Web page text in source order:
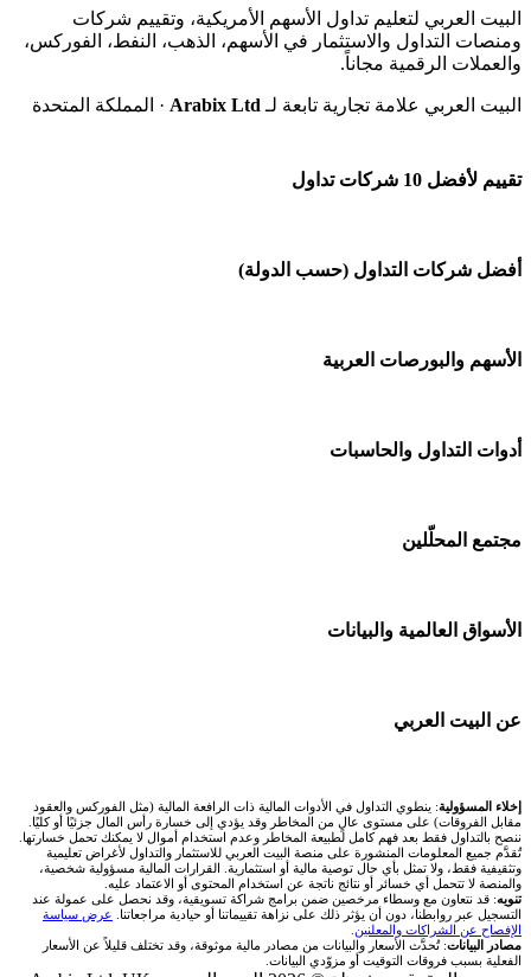
البيت العربي لتعليم تداول الأسهم الأمريكية، وتقييم شركات
ومنصات التداول والاستثمار في الأسهم، الذهب، النفط، الفوركس،
والعملات الرقمية مجاناً.
البيت العربي علامة تجارية تابعة لـ Arabix Ltd · المملكة المتحدة
تقييم لأفضل 10 شركات تداول
شركة Capital.com
منصة بينانس
شركة Xm
انتراكتيف بروكرز IBKR
أفضل شركات التداول (حسب الدولة)
شركات تداول في السعودية
شركات تداول في قطر
شركات تداول في عُمان
شركات تداول في فلسطين
شركات تداول في مصر
الأسهم والبورصات العربية
🌍 كل البورصات العربية
🇪🇬 البورصة المصرية
🇶🇦 بورصة قطر
🇧🇭 بورصة البحرين
🇴🇲 بورصة مسقط
🇵🇸 بورصة فلسطين
أدوات التداول والحاسبات
🕌 حاسبة الزكاة
📊 حاسبة قيمة النقطة
📌 حاسبة النقاط المحورية
📏 حاسبة حجم المركز
🔄 حاسبة تكلفة السواب
مجتمع المحلّلين
🧱 حائط المجتمع
الأسواق العالمية والبيانات
🌐 المؤشرات العالمية
🥇 أسعار الذهب والمعادن
💱 أسعار العملات والفوركس
💵 سعر الريال السعودي في مصر
عن البيت العربي
من نحن
تواصل معنا
فريق المؤلفين
إخلاء المسؤولية: ينطوي التداول في الأدوات المالية ذات الرافعة المالية (مثل الفوركس والعقود
مقابل الفروقات) على مستوى عالٍ من المخاطر وقد يؤدي إلى خسارة رأس المال جزئيًا أو كليًا.
ننصح بالتداول فقط بعد فهم كامل لطبيعة المخاطر وعدم استخدام أموال لا يمكنك تحمل خسارتها.
تُقدَّم جميع المعلومات المنشورة على منصة البيت العربي للاستثمار والتداول لأغراض تعليمية
وتثقيفية فقط، ولا تمثل بأي حال توصية مالية أو استثمارية. القرارات المالية مسؤولية شخصية،
والمنصة لا تتحمل أي خسائر أو نتائج ناتجة عن استخدام المحتوى أو الاعتماد عليه.
تنويه: قد نتعاون مع وسطاء مرخصين ضمن برامج شراكة تسويقية، وقد نحصل على عمولة عند
التسجيل عبر روابطنا، دون أن يؤثر ذلك على نزاهة تقييماتنا أو حيادية مراجعاتنا. عرض سياسة
الإفصاح عن الشراكات والمعلنين
مصادر البيانات: تُحدَّث الأسعار والبيانات من مصادر مالية موثوقة، وقد تختلف قليلاً عن الأسعار
الفعلية بسبب فروقات التوقيت أو مزوّدي البيانات.